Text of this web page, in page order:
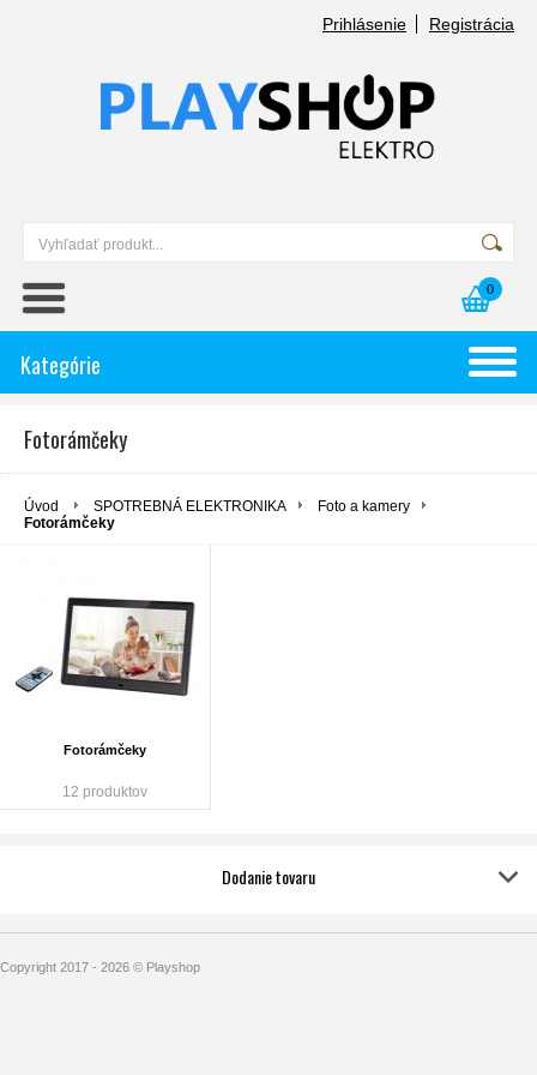
Prihlásenie Registrácia
0
Kategórie
Fotorámčeky
Úvod SPOTREBNÁ ELEKTRONIKA
Foto a kamery
Fotorámčeky
Fotorámčeky
12 produktov
Dodanie tovaru
Copyright 2017 - 2026 © Playshop